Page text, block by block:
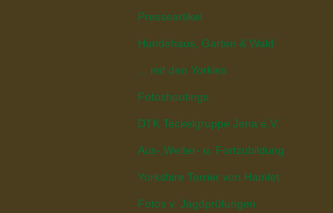
Presseartikel
Hundehaus, Garten & Wald
... mit den Yorkies
Fotoshootings
DTK Teckelgruppe Jena e.V.
Aus-,Weiter- u. Fortzubildung
Yorkshire Terrier von Hamlet
Fotos v. Jagdprüfungen